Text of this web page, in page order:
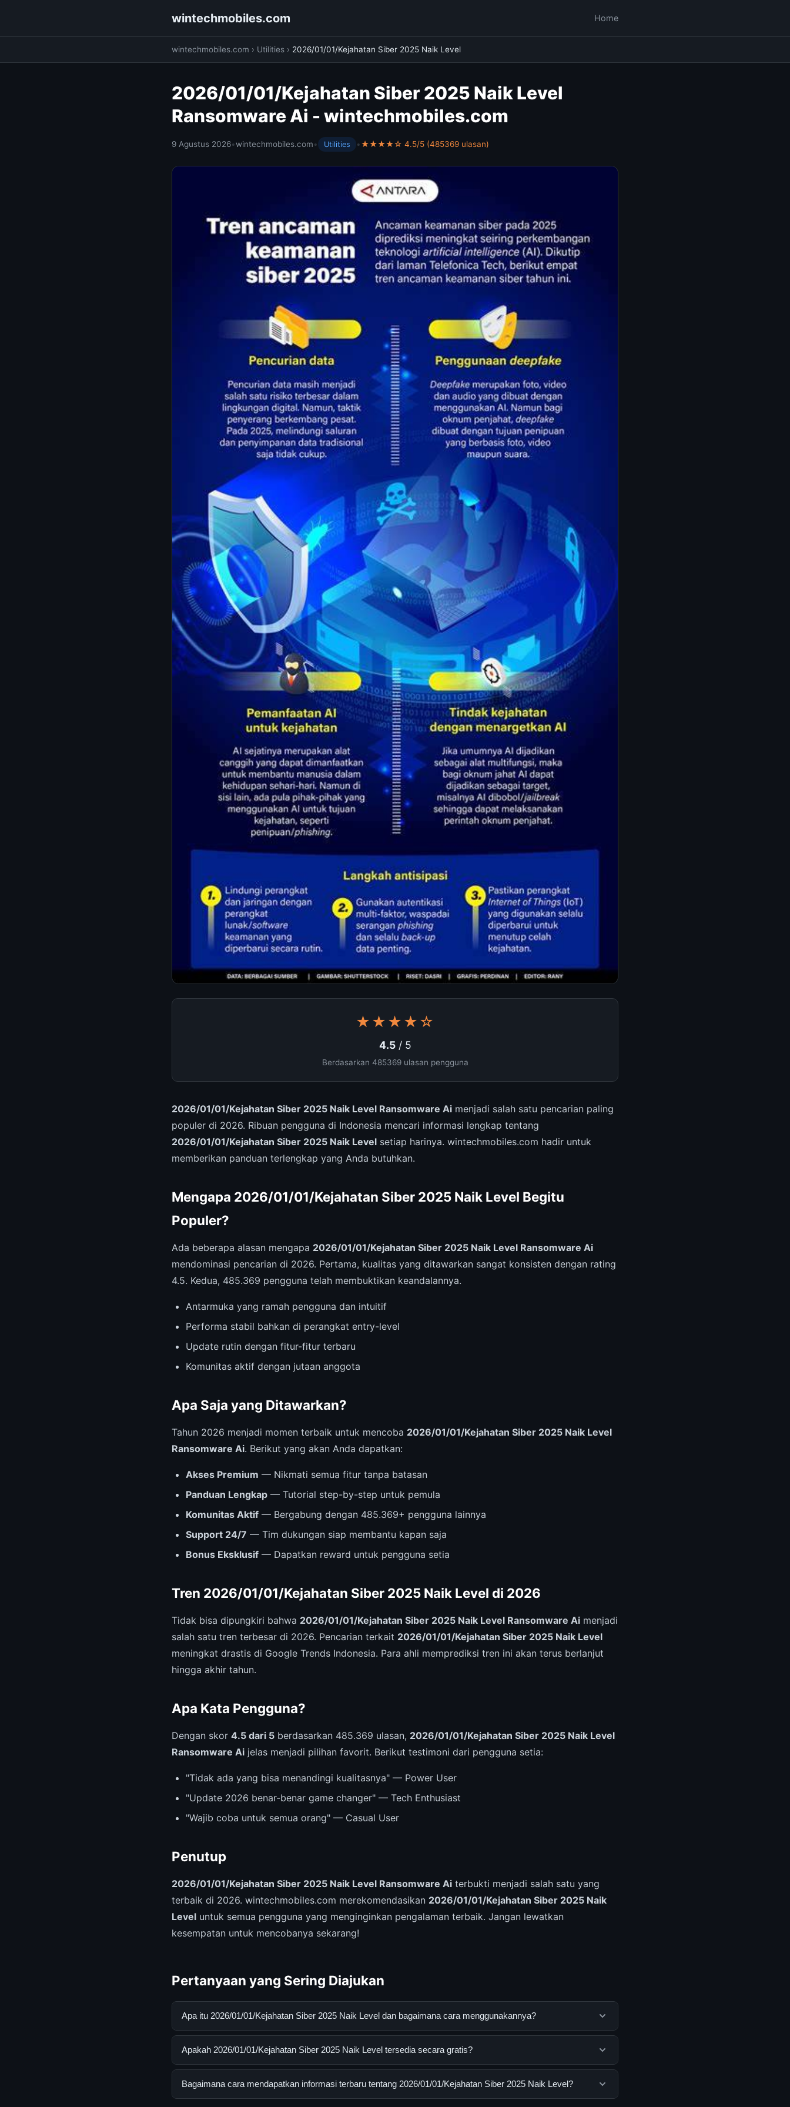
wintechmobiles.com Home
wintechmobiles.com › Utilities › 2026/01/01/Kejahatan Siber 2025 Naik Level
2026/01/01/Kejahatan Siber 2025 Naik Level
Ransomware Ai - wintechmobiles.com
9 Agustus 2026•wintechmobiles.com• Utilities •★★★★☆ 4.5/5 (485369 ulasan)
★★★★☆
4.5/ 5
Berdasarkan 485369 ulasan pengguna
2026/01/01/Kejahatan Siber 2025 Naik Level Ransomware Ai menjadi salah satu pencarian paling
populer di 2026. Ribuan pengguna di Indonesia mencari informasi lengkap tentang
2026/01/01/Kejahatan Siber 2025 Naik Level setiap harinya. wintechmobiles.com hadir untuk
memberikan panduan terlengkap yang Anda butuhkan.
Mengapa 2026/01/01/Kejahatan Siber 2025 Naik Level Begitu
Populer?
Ada beberapa alasan mengapa 2026/01/01/Kejahatan Siber 2025 Naik Level Ransomware Ai
mendominasi pencarian di 2026. Pertama, kualitas yang ditawarkan sangat konsisten dengan rating
4.5. Kedua, 485.369 pengguna telah membuktikan keandalannya.
Antarmuka yang ramah pengguna dan intuitif
Performa stabil bahkan di perangkat entry-level
Update rutin dengan fitur-fitur terbaru
Komunitas aktif dengan jutaan anggota
Apa Saja yang Ditawarkan?
Tahun 2026 menjadi momen terbaik untuk mencoba 2026/01/01/Kejahatan Siber 2025 Naik Level
Ransomware Ai. Berikut yang akan Anda dapatkan:
Akses Premium — Nikmati semua fitur tanpa batasan
Panduan Lengkap — Tutorial step-by-step untuk pemula
Komunitas Aktif — Bergabung dengan 485.369+ pengguna lainnya
Support 24/7 — Tim dukungan siap membantu kapan saja
Bonus Eksklusif — Dapatkan reward untuk pengguna setia
Tren 2026/01/01/Kejahatan Siber 2025 Naik Level di 2026
Tidak bisa dipungkiri bahwa 2026/01/01/Kejahatan Siber 2025 Naik Level Ransomware Ai menjadi
salah satu tren terbesar di 2026. Pencarian terkait 2026/01/01/Kejahatan Siber 2025 Naik Level
meningkat drastis di Google Trends Indonesia. Para ahli memprediksi tren ini akan terus berlanjut
hingga akhir tahun.
Apa Kata Pengguna?
Dengan skor 4.5 dari 5 berdasarkan 485.369 ulasan, 2026/01/01/Kejahatan Siber 2025 Naik Level
Ransomware Ai jelas menjadi pilihan favorit. Berikut testimoni dari pengguna setia:
"Tidak ada yang bisa menandingi kualitasnya" — Power User
"Update 2026 benar-benar game changer" — Tech Enthusiast
"Wajib coba untuk semua orang" — Casual User
Penutup
2026/01/01/Kejahatan Siber 2025 Naik Level Ransomware Ai terbukti menjadi salah satu yang
terbaik di 2026. wintechmobiles.com merekomendasikan 2026/01/01/Kejahatan Siber 2025 Naik
Level untuk semua pengguna yang menginginkan pengalaman terbaik. Jangan lewatkan
kesempatan untuk mencobanya sekarang!
Pertanyaan yang Sering Diajukan
Apa itu 2026/01/01/Kejahatan Siber 2025 Naik Level dan bagaimana cara menggunakannya?
2026/01/01/Kejahatan Siber 2025 Naik Level adalah layanan digital yang dirancang untuk membantu
mengunjungi situs resmi dan mengikuti panduan yang tersedia.
Apakah 2026/01/01/Kejahatan Siber 2025 Naik Level tersedia secara gratis?
Ya, 2026/01/01/Kejahatan Siber 2025 Naik Level dapat diakses secara gratis oleh semua pengguna. Tidak
Bagaimana cara mendapatkan informasi terbaru tentang 2026/01/01/Kejahatan Siber 2025 Naik Level?